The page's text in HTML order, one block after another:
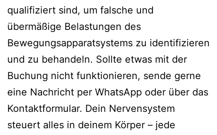
qualifiziert sind, um falsche und
übermäßige Belastungen des
Bewegungsapparatsystems zu identifizieren
und zu behandeln. Sollte etwas mit der
Buchung nicht funktionieren, sende gerne
eine Nachricht per WhatsApp oder über das
Kontaktformular. Dein Nervensystem
steuert alles in deinem Körper – jede